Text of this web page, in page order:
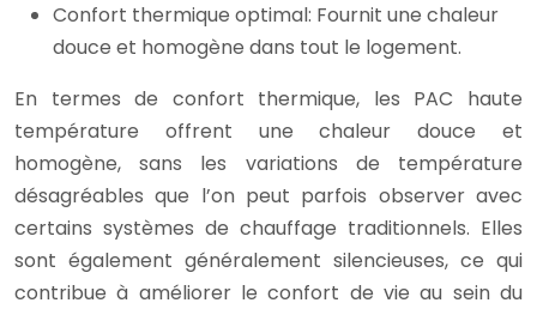
Confort thermique optimal: Fournit une chaleur
douce et homogène dans tout le logement.
En termes de confort thermique, les PAC haute
température offrent une chaleur douce et
homogène, sans les variations de température
désagréables que l’on peut parfois observer avec
certains systèmes de chauffage traditionnels. Elles
sont également généralement silencieuses, ce qui
contribue à améliorer le confort de vie au sein du